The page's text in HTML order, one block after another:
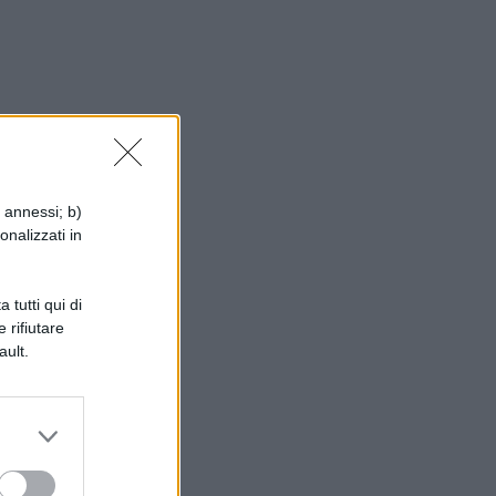
b)
in
tutti qui di
rifiutare